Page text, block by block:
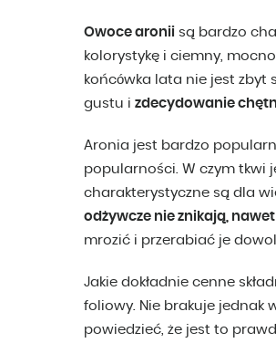
Owoce aronii są bardzo
kolorystykę i ciemny,
końcówka lata nie jest zbyt
gustu i zdecydowanie
Aronia jest bardzo
popularności. W czym tkwi
charakterystyczne są dla
odżywcze nie znikają,
mrozić i przerabiać je
Jakie dokładnie cenne
foliowy. Nie brakuje jednak
powiedzieć, że jest to